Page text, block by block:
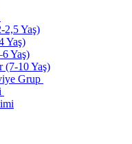
2,5 Yaş)
Yaş)
Yaş)
(7-10 Yaş)
Grup